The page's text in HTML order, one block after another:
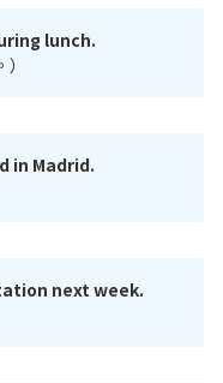
lunch.
in Madrid.
next week.